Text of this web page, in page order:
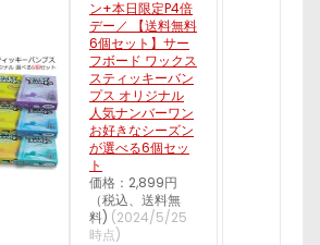
ン+本日限定P4倍
デー／ 【送料無料
6個セット】サー
フボード ワックス
スティッキーバン
プス オリジナル
人気ナンバーワン
お好きなシーズン
が選べる6個セッ
ト
価格：2,899円
（税込、送料無
料) (2024/5/25
時点)